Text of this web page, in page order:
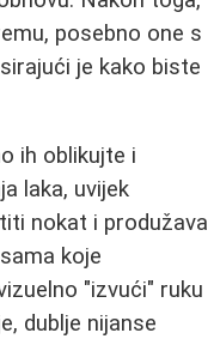
posebno one s
je kako biste
ih oblikujte i
laka, uvijek
nokat i produžava
koje
"izvući" ruku
dublje nijanse